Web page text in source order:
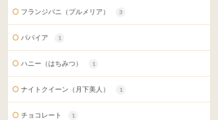
フランジパニ（プルメリア） 3
パパイア 1
ハニー（はちみつ） 1
ナイトクイーン（月下美人） 1
チョコレート 1